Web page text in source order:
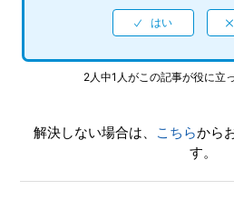
ARプリクラが見られない
2人中1人がこの記事が役に立
解決しない場合は、 こちらから
す。